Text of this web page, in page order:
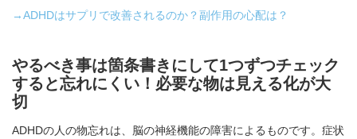
→ADHDはサプリで改善されるのか？副作用の心配は？
やるべき事は箇条書きにして1つずつチェック
すると忘れにくい！必要な物は見える化が大
切
ADHDの人の物忘れは、脳の神経機能の障害によるものです。症状